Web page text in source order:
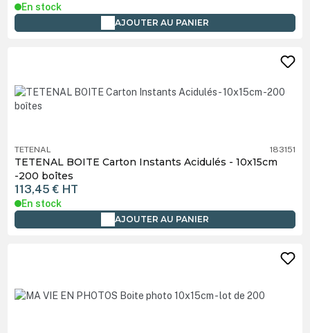
En stock
AJOUTER AU PANIER
TETENAL 183151
TETENAL BOITE Carton Instants Acidulés - 10x15cm
-200 boîtes
113,45 € HT
En stock
AJOUTER AU PANIER